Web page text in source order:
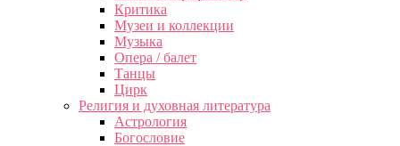
Критика
Музеи и коллекции
Музыка
Опера / балет
Танцы
Цирк
Религия и духовная литература
Астрология
Богословие